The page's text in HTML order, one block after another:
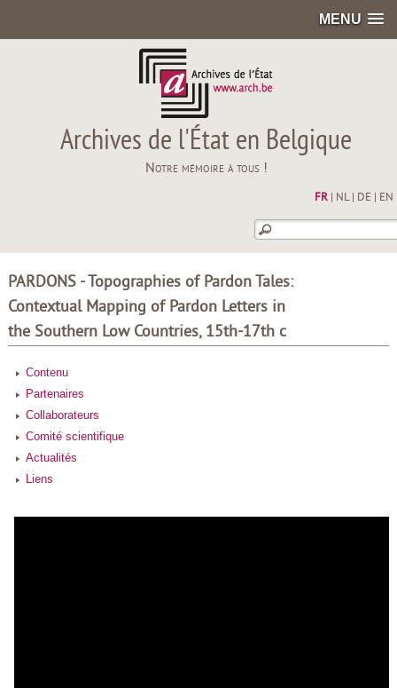
MENU
Archives de l'État en Belgique
Notre mémoire à tous !
FR| NL| DE EN
PARDONS - Topographies of Pardon Tales:
Contextual Mapping of Pardon Letters in
the Southern Low Countries, 15th-17th c
Contenu
Partenaires
Collaborateurs
Comité scientifique
Actualités
Liens